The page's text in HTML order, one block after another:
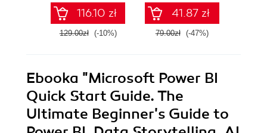
116.10 zł
129.00zł (-10%)
41.87 zł
79.00zł (-47%)
Ebooka "Microsoft Power BI
Quick Start Guide. The
Ultimate Beginner's Guide to